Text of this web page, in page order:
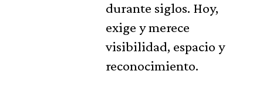
durante siglos. Hoy,
exige y merece
visibilidad, espacio y
reconocimiento.